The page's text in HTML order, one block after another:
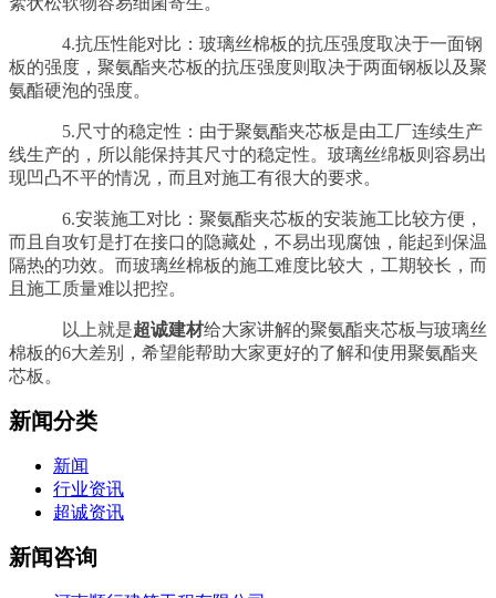
4.抗压性能对比：玻璃丝棉板的抗压强度取决于一面钢
板的强度，聚氨酯夹芯板的抗压强度则取决于两面钢板以及聚
氨酯硬泡的强度。
5.尺寸的稳定性：由于聚氨酯夹芯板是由工厂连续生产
线生产的，所以能保持其尺寸的稳定性。玻璃丝绵板则容易出
现凹凸不平的情况，而且对施工有很大的要求。
6.安装施工对比：聚氨酯夹芯板的安装施工比较方便，
而且自攻钉是打在接口的隐藏处，不易出现腐蚀，能起到保温
隔热的功效。而玻璃丝棉板的施工难度比较大，工期较长，而
且施工质量难以把控。
以上就是超诚建材给大家讲解的聚氨酯夹芯板与玻璃丝
棉板的6大差别，希望能帮助大家更好的了解和使用聚氨酯夹
芯板。
新闻分类
新闻
行业资讯
超诚资讯
新闻咨询